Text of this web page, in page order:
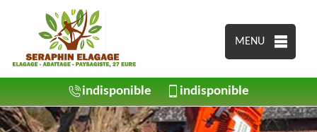
MENU
indisponible indisponible